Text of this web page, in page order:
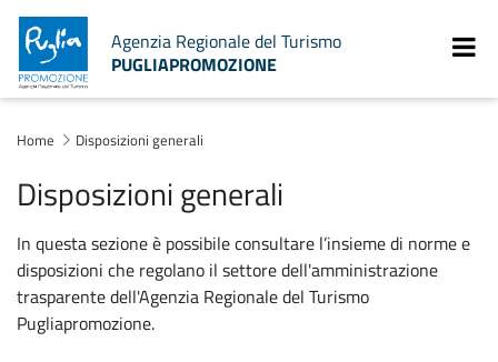
Agenzia Regionale del Turismo
PUGLIAPROMOZIONE
Home Disposizioni generali
Disposizioni generali
In questa sezione è possibile consultare l’insieme di norme e
disposizioni che regolano il settore dell'amministrazione
trasparente dell'Agenzia Regionale del Turismo
Pugliapromozione.